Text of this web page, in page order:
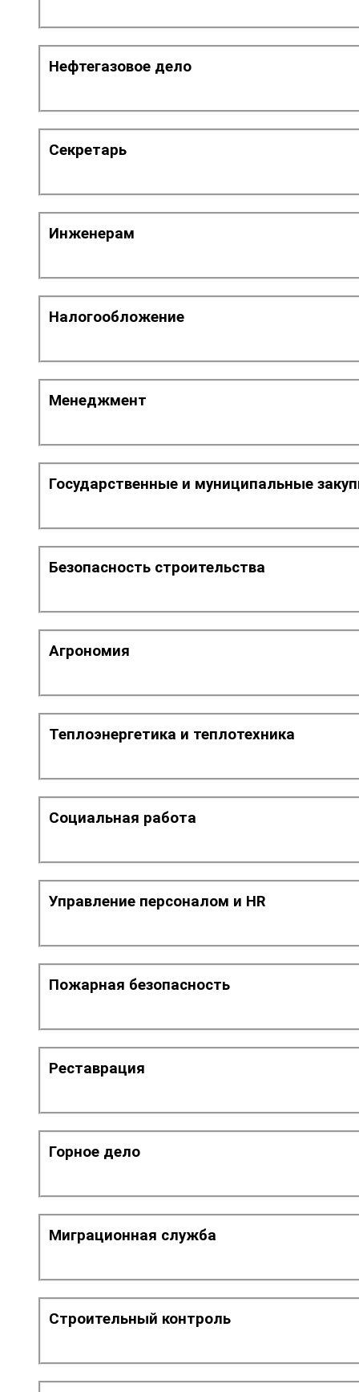
Нефтегазовое дело
Секретарь
Инженерам
Налогообложение
Менеджмент
Государственные и муниципальные
Безопасность строительства
Агрономия
Теплоэнергетика и теплотехника
Социальная работа
Управление персоналом и HR
Пожарная безопасность
Реставрация
Горное дело
Миграционная служба
Строительный контроль